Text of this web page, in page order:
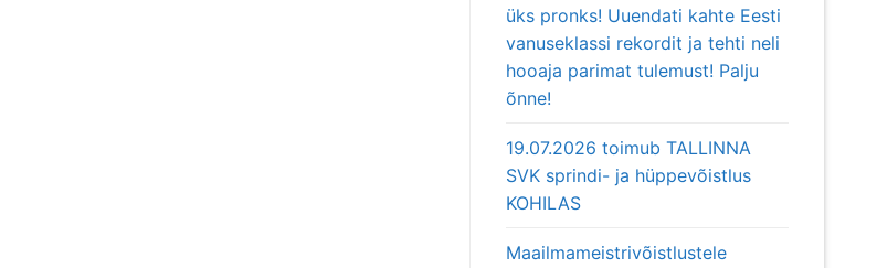
üks pronks! Uuendati kahte Eesti
vanuseklassi rekordit ja tehti neli
hooaja parimat tulemust! Palju
õnne!
19.07.2026 toimub TALLINNA
SVK sprindi- ja hüppevõistlus
KOHILAS
Maailmameistrivõistlustele